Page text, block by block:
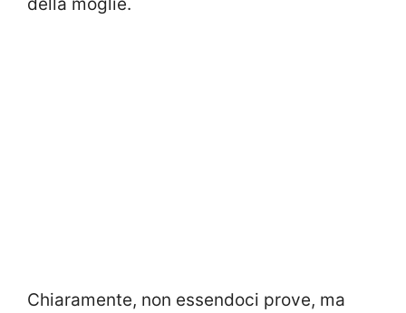
Chiaramente, non essendoci prove, ma